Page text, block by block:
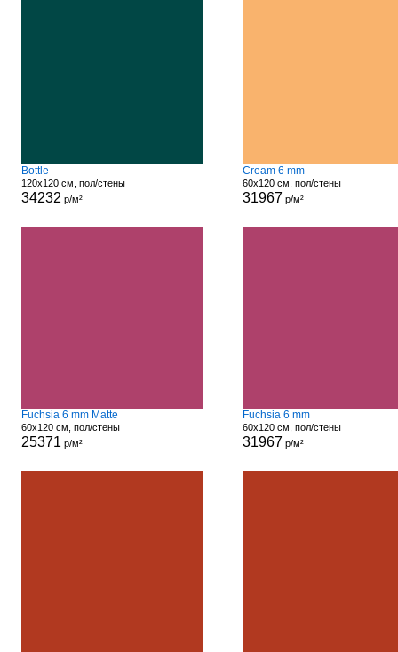
Bottle
120x120 см, пол/стены
34232 р/м²
Cream 6 mm
60x120 см, пол/стены
31967 р/м²
Fuchsia 6 mm Matte
60x120 см, пол/стены
25371 р/м²
Fuchsia 6 mm
60x120 см, пол/стены
31967 р/м²